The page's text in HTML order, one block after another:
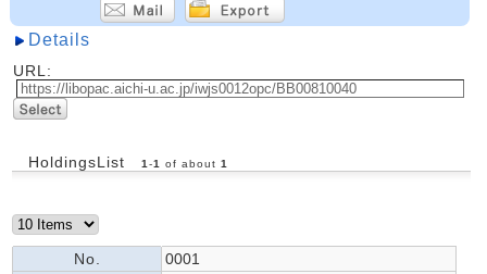
Details
URL:
HoldingsList 1 -1 of about 1
No.
0001